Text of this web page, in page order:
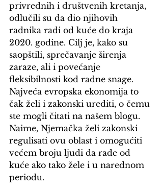
privrednih i društvenih kretanja,
odlučili su da dio njihovih
radnika radi od kuće do kraja
2020. godine. Cilj je, kako su
saopštili, sprečavanje širenja
zaraze, ali i povećanje
fleksibilnosti kod radne snage.
Najveća evropska ekonomija to
čak želi i zakonski urediti, o čemu
ste mogli čitati na našem blogu.
Naime, Njemačka želi zakonski
regulisati ovu oblast i omogućiti
većem broju ljudi da rade od
kuće ako tako žele i u narednom
periodu.